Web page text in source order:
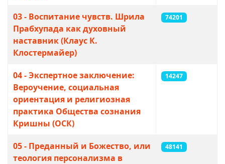
03 - Воспитание чувств. Шрила
Прабхупада как духовный
наставник (Клаус К.
Клостермайер)
74201
04 - Экспертное заключение:
Вероучение, социальная
ориентация и религиозная
практика Общества сознания
Кришны (ОСК)
14247
05 - Преданный и Божество, или
теология персонализма в
48141